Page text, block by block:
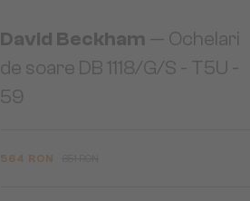
David Beckham — Ochelari
de soare DB 1118/G/S - T5U -
59
564 RON